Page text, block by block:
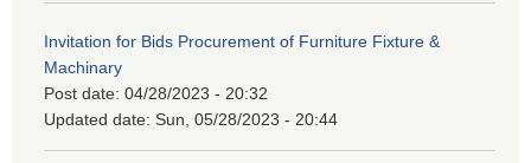
Invitation for Bids Procurement of Furniture Fixture &
Machinary
Post date: 04/28/2023 - 20:32
Updated date: Sun, 05/28/2023 - 20:44